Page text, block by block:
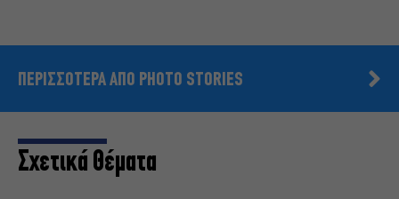
ΠΕΡΙΣΣΟΤΕΡΑ ΑΠΟ PHOTO STORIES
Σχετικά Θέματα